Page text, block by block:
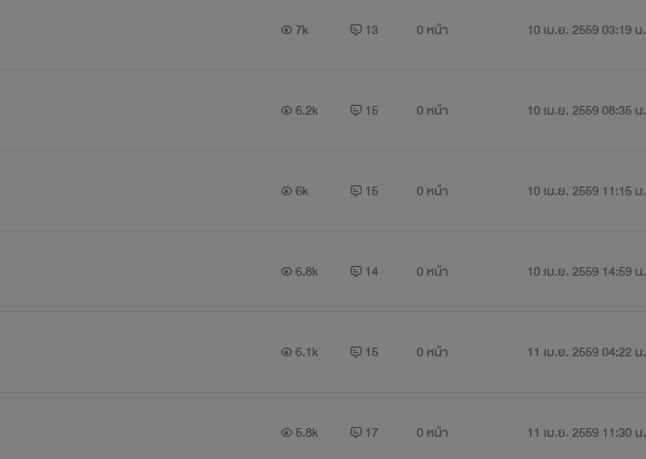
เรื่องราวความวุ่นวายยังคงไม่จบ
ชีวิตรักยังต้องดำเนินต่อไปโดยที่เส้นทางข้างหน้ายังมีอะไรให้ได้ฝ่าฟันกันอีกเยอะ
ติดตามกันได้เลยค่ะ
Little Devil ปีศาจน้อยที่รัก1
7k 13 0 หน้า 10 เม.ย. 2559 03:19 น.
6.2k 15 0 หน้า 10 เม.ย. 2559 08:35 น.
6k 15 0 หน้า 10 เม.ย. 2559 11:15 น.
6.8k 14 0 หน้า 10 เม.ย. 2559 14:59 น.
6.1k 15 0 หน้า 11 เม.ย. 2559 04:22 น.
5.8k 17 0 หน้า 11 เม.ย. 2559 11:30 น.